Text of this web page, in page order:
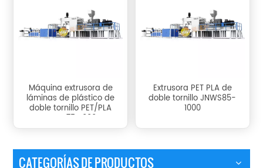
Máquina extrusora de
láminas de plástico de
doble tornillo PET/PLA
JNWS75-1000
Extrusora PET PLA de
doble tornillo JNWS85-
1000
CATEGORÍAS DE PRODUCTOS